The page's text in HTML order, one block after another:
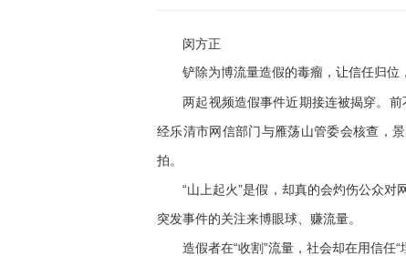
闵方正
铲除为博流量造假的毒瘤，让信任归位
两起视频造假事件近期接连被揭穿。前
经乐清市网信部门与雁荡山管委会核查，
拍。
“山上起火”是假，却真的会灼伤公众对网
突发事件的关注来博眼球、赚流量。
造假者在“收割”流量，社会却在用信任“